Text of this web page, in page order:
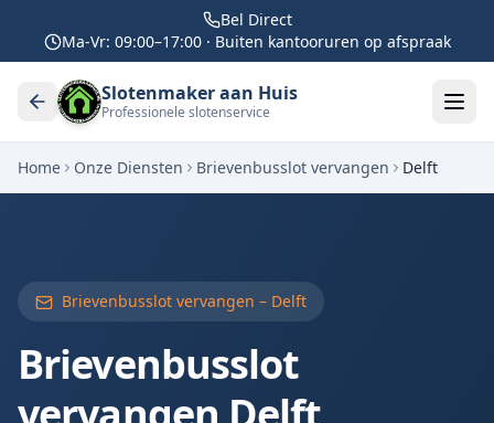
Bel Direct
Ma-Vr: 09:00–17:00 · Buiten kantooruren op afspraak
Slotenmaker aan Huis
Professionele slotenservice
Home Onze Diensten Brievenbusslot vervangen Delft
Brievenbusslot vervangen – Delft
Brievenbusslot